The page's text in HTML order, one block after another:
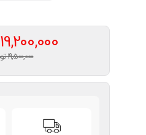
19,200,000
19,500,000 تومان